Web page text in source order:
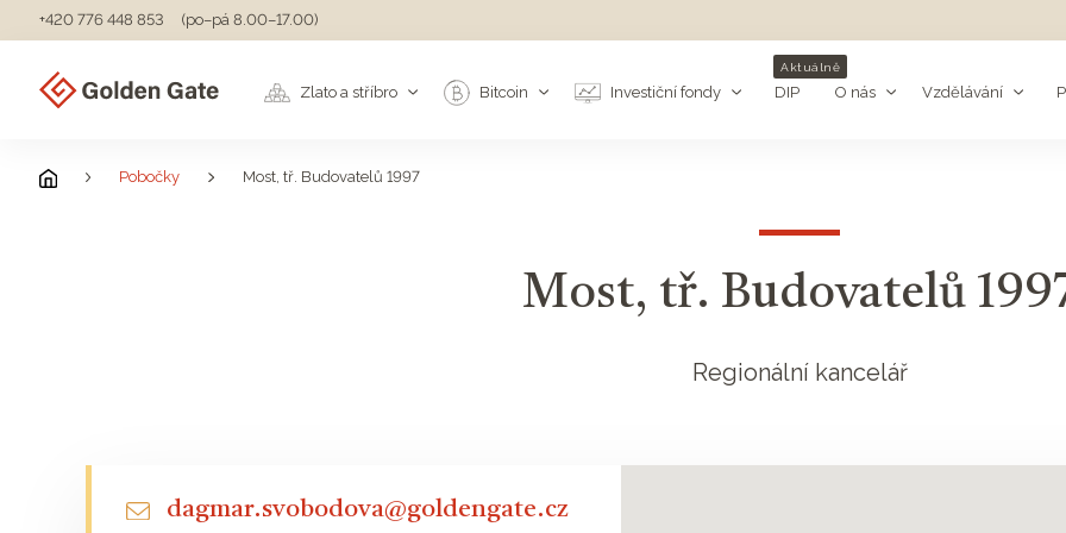
+420 776 448 853 (po–pá 8.00–17.00)
Zlato a stříbro Bitcoin Investiční fondy DIP
Aktuálně
O nás Vzdělávání
Pobočky Most, tř. Budovatelů 1997
Most, tř. Budovatelů
Regionální kancelář
dagmar.svobodova@goldengate.cz